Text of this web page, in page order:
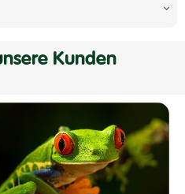
Kunden